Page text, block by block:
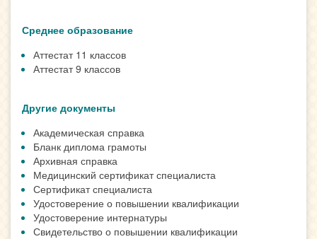
Среднее образование
Аттестат 11 классов
Аттестат 9 классов
Другие документы
Академическая справка
Бланк диплома грамоты
Архивная справка
Медицинский сертификат специалиста
Сертификат специалиста
Удостоверение о повышении квалификации
Удостоверение интернатуры
Свидетельство о повышении квалификации